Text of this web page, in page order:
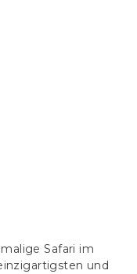
Safari im
und